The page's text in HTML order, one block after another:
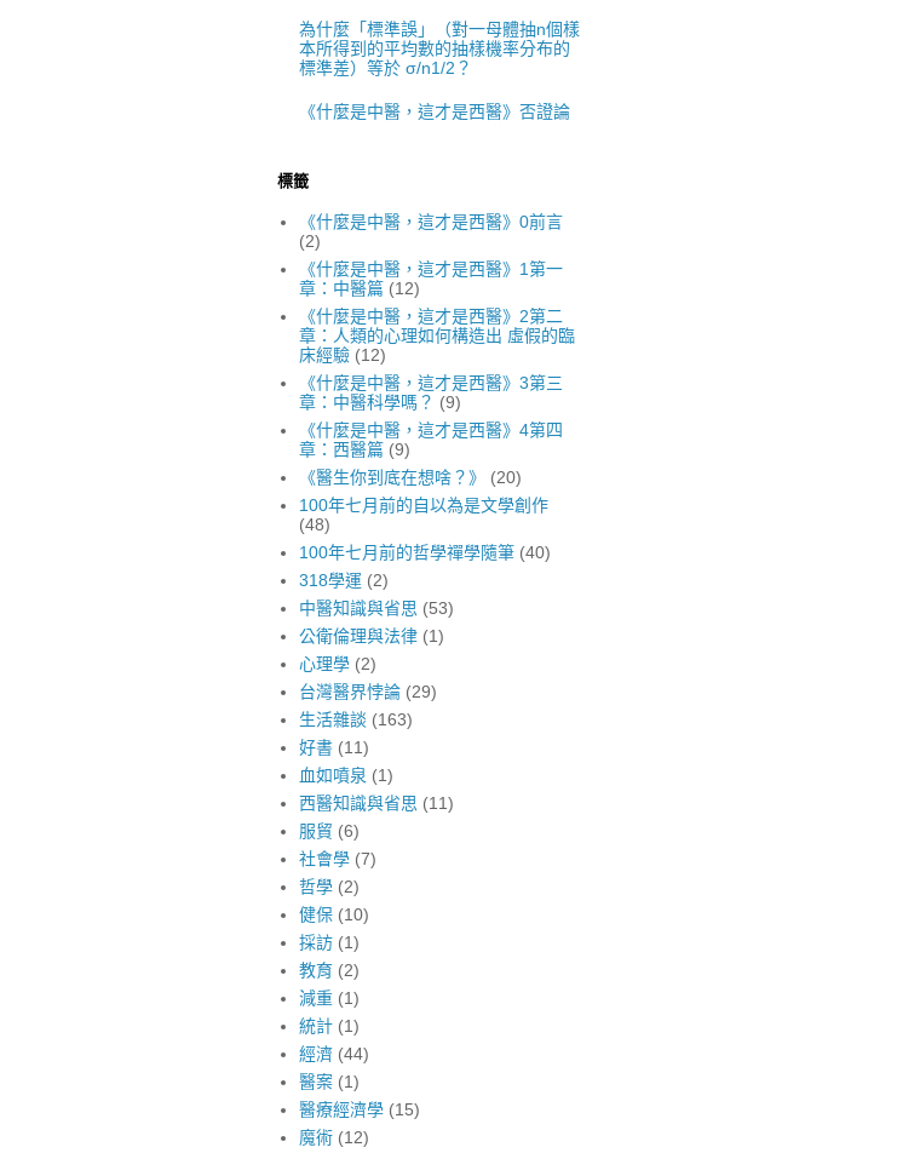
為什麼「標準誤」（對一母體抽n個樣
本所得到的平均數的抽樣機率分布的
標準差）等於 σ/n1/2？
《什麼是中醫，這才是西醫》否證論
標籤
《什麼是中醫，這才是西醫》0前言
(2)
《什麼是中醫，這才是西醫》1第一
章：中醫篇 (12)
《什麼是中醫，這才是西醫》2第二
章：人類的心理如何構造出 虛假的臨
床經驗 (12)
《什麼是中醫，這才是西醫》3第三
章：中醫科學嗎？ (9)
《什麼是中醫，這才是西醫》4第四
章：西醫篇 (9)
《醫生你到底在想啥？》
(20)
100年七月前的自以為是文學創作
(48)
100年七月前的哲學禪學隨筆 (40)
318學運 (2)
中醫知識與省思 (53)
公衛倫理與法律 (1)
心理學 (2)
台灣醫界悖論 (29)
生活雜談 (163)
好書 (11)
血如噴泉 (1)
西醫知識與省思 (11)
服貿 (6)
社會學 (7)
哲學 (2)
健保 (10)
採訪 (1)
教育 (2)
減重 (1)
統計 (1)
經濟 (44)
醫案 (1)
醫療經濟學 (15)
魔術 (12)